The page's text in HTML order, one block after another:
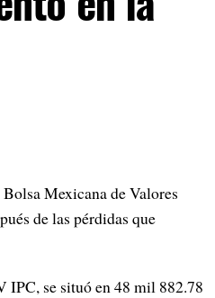
Mexicana de Valores
de las pérdidas que
se situó en 48 mil 882.78